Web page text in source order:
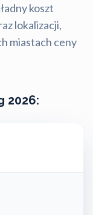
koszt
lokalizacji,
miastach ceny
2026: